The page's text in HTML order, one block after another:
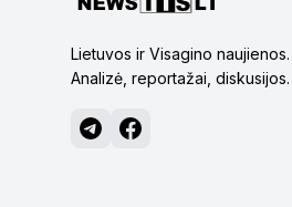
Lietuvos ir Visagino
Analizė, reportažai, diskusijos.